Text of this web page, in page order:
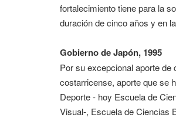
fortalecimiento tiene para la
duración de cinco años y en
Gobierno de Japón, 1995
Por su excepcional aporte de
costarricense, aporte que se
Deporte - hoy Escuela de
Visual-, Escuela de Ciencias